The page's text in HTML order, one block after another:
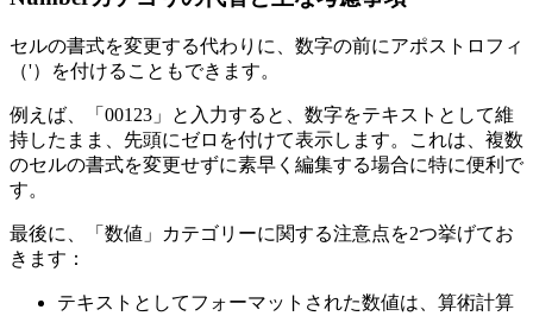
セルの書式を変更する代わりに、数字の前にアポストロフィ
（'）を付けることもできます。
例えば、「00123」と入力すると、数字をテキストとして維
持したまま、先頭にゼロを付けて表示します。これは、複数
のセルの書式を変更せずに素早く編集する場合に特に便利で
す。
最後に、「数値」カテゴリーに関する注意点を2つ挙げてお
きます：
テキストとしてフォーマットされた数値は、算術計算